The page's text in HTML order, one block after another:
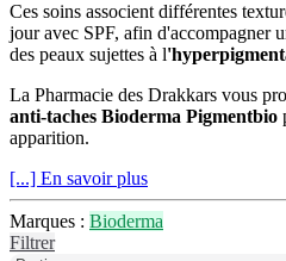
Ces soins associent différentes
jour avec SPF, afin d'accompagner
des peaux sujettes à l
La Pharmacie des Drakkars vous
anti-taches Bioderma Pigmentbio
apparition.
[...] En savoir plus
Marques : Bioderma
Filtrer